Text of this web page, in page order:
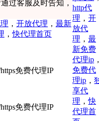
过客服及时告知，
， 开放代理 ， 最新
，快代理首页
免费代理IP
免费代理IP
http代
理 ， 开
放代
理 ， 最
新免费
代理ip
免费代
理ip ，
享代
理 ，快
代理首